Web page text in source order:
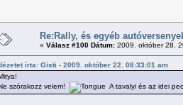
Re:Rally, és egyéb
« Válasz #100 Dátum: 2009. október 28.
írta: Gisti - 2009. október 22. 08:33:01 am
szórakozz velem!
A tavalyi és az idei